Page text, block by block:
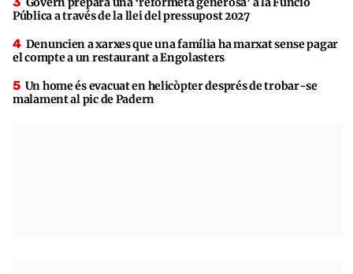
Pública a través de la llei del pressupost 2027
Denuncien a xarxes que una família ha marxat sense pagar
el compte a un restaurant a Engolasters
Un home és evacuat en helicòpter després de trobar-se
malament al pic de Padern